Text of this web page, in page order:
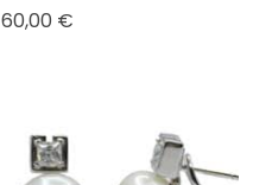
60,00 €